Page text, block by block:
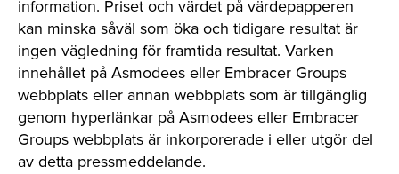
information. Priset och värdet på värdepapperen
kan minska såväl som öka och tidigare resultat är
ingen vägledning för framtida resultat. Varken
innehållet på Asmodees eller Embracer Groups
webbplats eller annan webbplats som är tillgänglig
genom hyperlänkar på Asmodees eller Embracer
Groups webbplats är inkorporerade i eller utgör del
av detta pressmeddelande.